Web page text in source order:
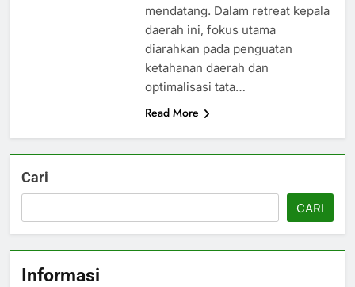
mendatang. Dalam retreat kepala
daerah ini, fokus utama
diarahkan pada penguatan
ketahanan daerah dan
optimalisasi tata…
Read More
Cari
CARI
Informasi